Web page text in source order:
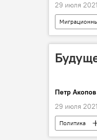
29 июля
Белоруссия
Петр Акопов
29 июля
Политика